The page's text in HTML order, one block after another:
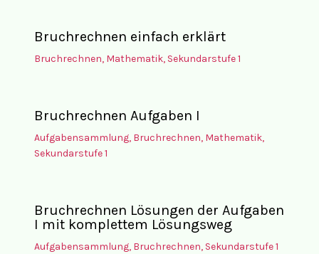
Bruchrechnen einfach erklärt
Bruchrechnen, Mathematik, Sekundarstufe 1
Bruchrechnen Aufgaben I
Aufgabensammlung, Bruchrechnen, Mathematik,
Sekundarstufe 1
Bruchrechnen Lösungen der Aufgaben
I mit komplettem Lösungsweg
Aufgabensammlung, Bruchrechnen, Sekundarstufe 1